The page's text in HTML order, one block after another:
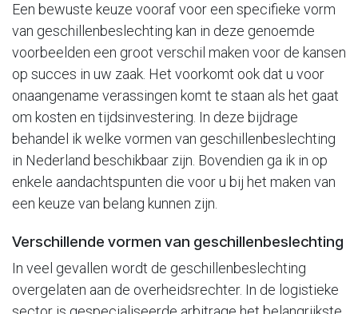
Een bewuste keuze vooraf voor een specifieke vorm
van geschillenbeslechting kan in deze genoemde
voorbeelden een groot verschil maken voor de kansen
op succes in uw zaak. Het voorkomt ook dat u voor
onaangename verassingen komt te staan als het gaat
om kosten en tijdsinvestering. In deze bijdrage
behandel ik welke vormen van geschillenbeslechting
in Nederland beschikbaar zijn. Bovendien ga ik in op
enkele aandachtspunten die voor u bij het maken van
een keuze van belang kunnen zijn.
Verschillende vormen van geschillenbeslechting
In veel gevallen wordt de geschillenbeslechting
overgelaten aan de overheidsrechter. In de logistieke